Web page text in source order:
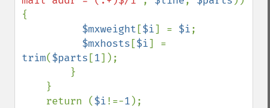
{
$mxweight [$i] = $i;
$mxhosts [$i
trim($parts [1]);
    return (
$i !=-1 );